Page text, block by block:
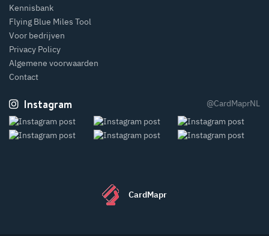
Kennisbank
Flying Blue Miles Tool
Voor bedrijven
Privacy Policy
Algemene voorwaarden
Contact
Instagram @CardMaprNL
CardMapr